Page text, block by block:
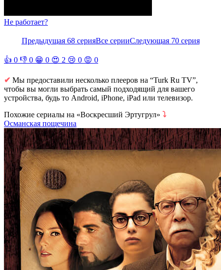
Не работает?
Предыдущая 68 серияВсе серииСледующая 70 серия
👍 0 👎 0 😁 0 😍 2 😢 0 😡 0
✔ Мы предоставили несколько плееров на “Turk Ru TV”,
чтобы вы могли выбрать самый подходящий для вашего
устройства, будь то Android, iPhone, iPad или телевизор.
Похожие сериалы на «Воскресший Эртугрул» ⤵
Османская пощечина